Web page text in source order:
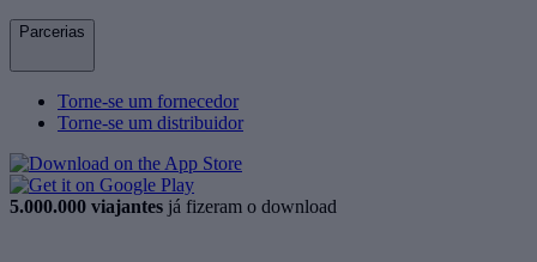
Parcerias
Torne-se um fornecedor
Torne-se um distribuidor
5.000.000 viajantes já fizeram o download